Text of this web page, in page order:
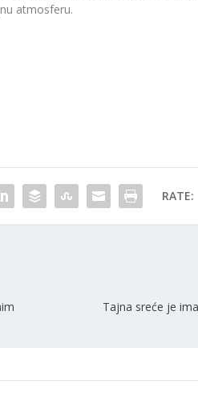
atmosferu.
RATE:
Tajna sreće je